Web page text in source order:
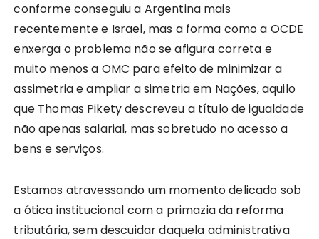
conforme conseguiu a Argentina mais
recentemente e Israel, mas a forma como a OCDE
enxerga o problema não se afigura correta e
muito menos a OMC para efeito de minimizar a
assimetria e ampliar a simetria em Nações, aquilo
que Thomas Pikety descreveu a título de igualdade
não apenas salarial, mas sobretudo no acesso a
bens e serviços.
Estamos atravessando um momento delicado sob
a ótica institucional com a primazia da reforma
tributária, sem descuidar daquela administrativa